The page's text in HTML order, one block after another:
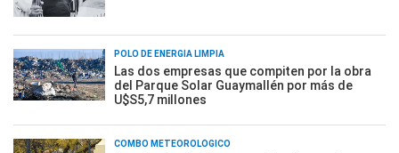
POLO DE ENERGÍA LIMPIA
Las dos empresas que compiten por la obra
del Parque Solar Guaymallén por más de
U$S5,7 millones
COMBO METEOROLÓGICO